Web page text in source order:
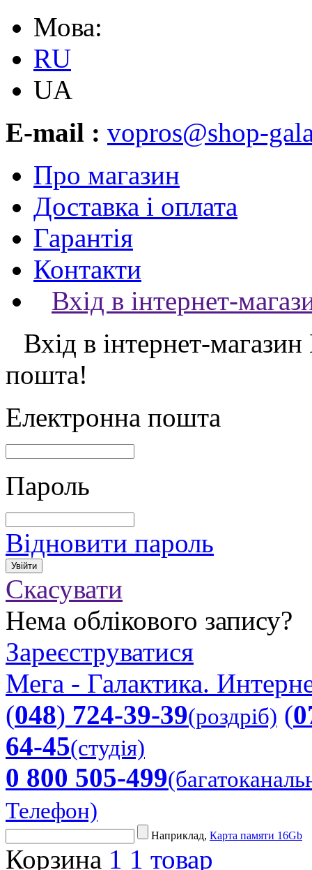
Мова:
RU
UA
E-mail : vopros@shop-
Про магазин
Доставка і оплата
Гарантія
Контакти
Вхід в інтернет-
Вхід в інтернет-магазин
пошта!
Електронна пошта
Пароль
Відновити пароль
Скасувати
Нема облікового запису?
Зареєструватися
Мега - Галактика.
(048) 724-39-39(роздріб) (
64-45(студія)
0 800 505-499
Телефон)
Наприклад, Карта памяти 16Gb
Корзина 1 1 товар